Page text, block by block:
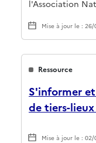
l'Association
Mise à jour le :
Ressource
S'informer
de tiers-lieux
Mise à jour le :